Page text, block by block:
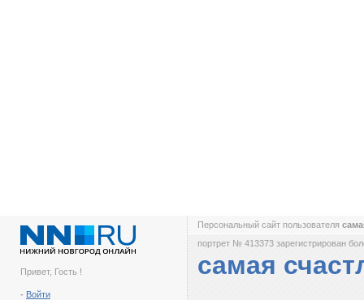
Привет, Гость !
- Войти
Персональный сайт пользователя
портрет № 413373 зарегистрирован
самая